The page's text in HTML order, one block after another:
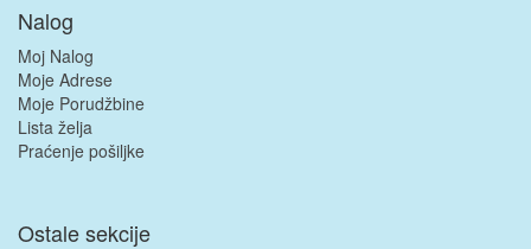
Nalog
Moj Nalog
Moje Adrese
Moje Porudžbine
Lista želja
Praćenje pošiljke
Ostale sekcije